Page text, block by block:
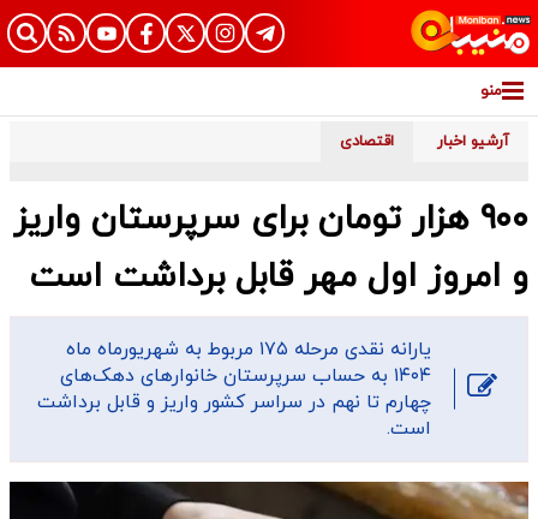
منو
آرشیو اخبار اقتصادی
۹٠٠ هزار تومان برای سرپرستان واریز
و امروز اول مهر قابل برداشت است
یارانه نقدی مرحله ۱۷۵ مربوط به شهریورماه ماه
١٤٠٤ به حساب سرپرستان خانوارهای دهک‌های
چهارم تا نهم در سراسر کشور واریز و قابل برداشت
است.‎